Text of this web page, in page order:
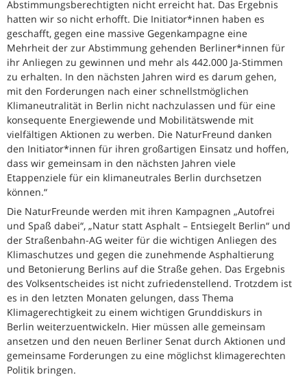
Abstimmungsberechtigten nicht erreicht hat. Das Ergebnis
hatten wir so nicht erhofft. Die Initiator*innen haben es
geschafft, gegen eine massive Gegenkampagne eine
Mehrheit der zur Abstimmung gehenden Berliner*innen für
ihr Anliegen zu gewinnen und mehr als 442.000 Ja-Stimmen
zu erhalten. In den nächsten Jahren wird es darum gehen,
mit den Forderungen nach einer schnellstmöglichen
Klimaneutralität in Berlin nicht nachzulassen und für eine
konsequente Energiewende und Mobilitätswende mit
vielfältigen Aktionen zu werben. Die NaturFreund danken
den Initiator*innen für ihren großartigen Einsatz und hoffen,
dass wir gemeinsam in den nächsten Jahren viele
Etappenziele für ein klimaneutrales Berlin durchsetzen
können.“
Die NaturFreunde werden mit ihren Kampagnen „Autofrei
und Spaß dabei“, „Natur statt Asphalt – Entsiegelt Berlin“ und
der Straßenbahn-AG weiter für die wichtigen Anliegen des
Klimaschutzes und gegen die zunehmende Asphaltierung
und Betonierung Berlins auf die Straße gehen. Das Ergebnis
des Volksentscheides ist nicht zufriedenstellend. Trotzdem ist
es in den letzten Monaten gelungen, dass Thema
Klimagerechtigkeit zu einem wichtigen Grunddiskurs in
Berlin weiterzuentwickeln. Hier müssen alle gemeinsam
ansetzen und den neuen Berliner Senat durch Aktionen und
gemeinsame Forderungen zu eine möglichst klimagerechten
Politik bringen.